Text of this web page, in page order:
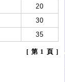
20
30
35
[ 第 1 頁 ]